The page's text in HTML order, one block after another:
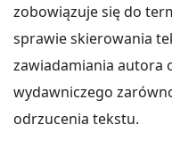
zobowiązuje się do
sprawie skierowania
zawiadamiania autora
wydawniczego
odrzucenia tekstu.